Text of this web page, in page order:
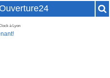
à Lyon